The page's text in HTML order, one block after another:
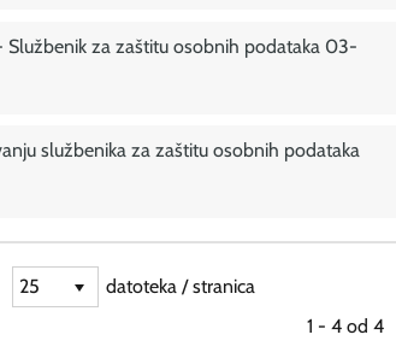
za zaštitu osobnih podataka 03-
službenika za zaštitu osobnih podataka
25
datoteka / stranica
1 - 4 od 4